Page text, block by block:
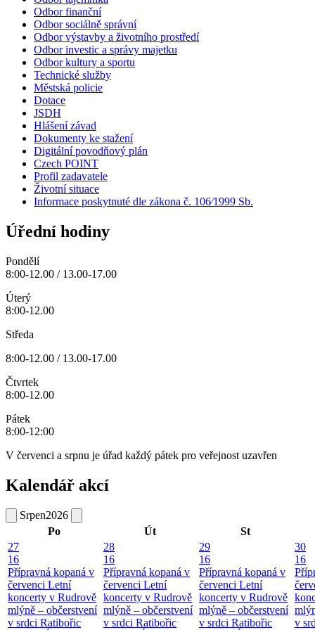
Odbor finanční
Odbor sociálně správní
Odbor výstavby a životního prostředí
Odbor investic a správy majetku
Odbor kultury a sportu
Technické služby
Městská policie
Dotace
JSDH
Hlášení závad
Dokumenty ke stažení
Digitální povodňový plán
Czech POINT
Profil zadavatele
Životní situace
Informace poskytnuté dle zákona č. 106⁄1999 Sb.
Úřední hodiny
Pondělí
8:00-12.00 / 13.00-17.00
Úterý
8:00-12.00
Středa
8:00-12.00 / 13.00-17.00
Čtvrtek
8:00-12.00
Pátek
8:00-12:00
V červenci a srpnu je úřad každý pátek pro veřejnost uzavřen
Kalendář akcí
Srpen2026
Po
Út
St
27
16
Přípravná kopaná v
červenci Letní
koncerty v Rudrově
mlýně – občerstvení
v srdci Ratibořic
28
16
Přípravná kopaná v
červenci Letní
koncerty v Rudrově
mlýně – občerstvení
v srdci Ratibořic
29
16
Přípravná kopaná v
červenci Letní
koncerty v Rudrově
mlýně – občerstvení
v srdci Ratibořic
30
16
v